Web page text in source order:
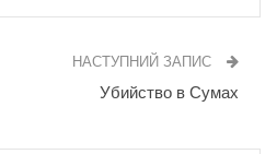
НАСТУПНИЙ ЗАПИС
Убийство в Сумах